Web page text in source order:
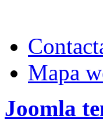
Mapa
Joomla